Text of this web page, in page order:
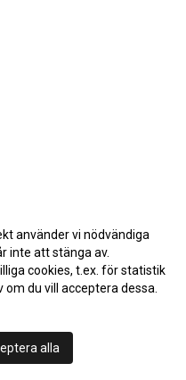
använder vi nödvändiga
inte att stänga av.
cookies, t.ex. för statistik
du vill acceptera dessa.
alla